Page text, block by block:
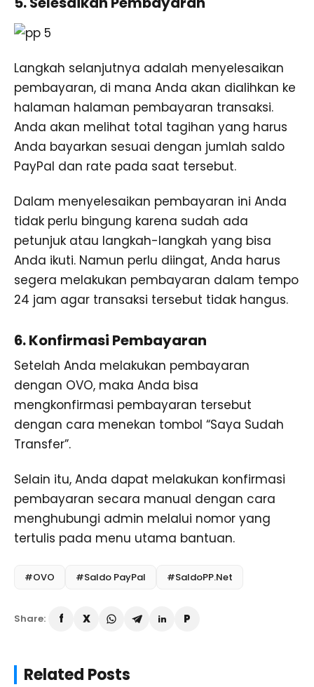
Langkah selanjutnya adalah menyelesaikan
pembayaran, di mana Anda akan dialihkan ke
halaman halaman pembayaran transaksi.
Anda akan melihat total tagihan yang harus
Anda bayarkan sesuai dengan jumlah saldo
PayPal dan rate pada saat tersebut.
Dalam menyelesaikan pembayaran ini Anda
tidak perlu bingung karena sudah ada
petunjuk atau langkah-langkah yang bisa
Anda ikuti. Namun perlu diingat, Anda harus
segera melakukan pembayaran dalam tempo
24 jam agar transaksi tersebut tidak hangus.
6. Konfirmasi Pembayaran
Setelah Anda melakukan pembayaran
dengan OVO, maka Anda bisa
mengkonfirmasi pembayaran tersebut
dengan cara menekan tombol “Saya Sudah
Transfer”.
Selain itu, Anda dapat melakukan konfirmasi
pembayaran secara manual dengan cara
menghubungi admin melalui nomor yang
tertulis pada menu utama bantuan.
#OVO #Saldo PayPal #SaldoPP.Net
Share:
Related Posts